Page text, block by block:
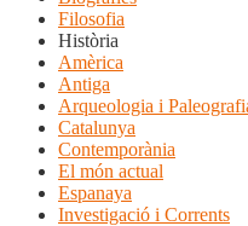
Filosofia
Història
Amèrica
Antiga
Arqueologia i
Catalunya
Contemporània
El món actual
Espanaya
Investigació i Corrents